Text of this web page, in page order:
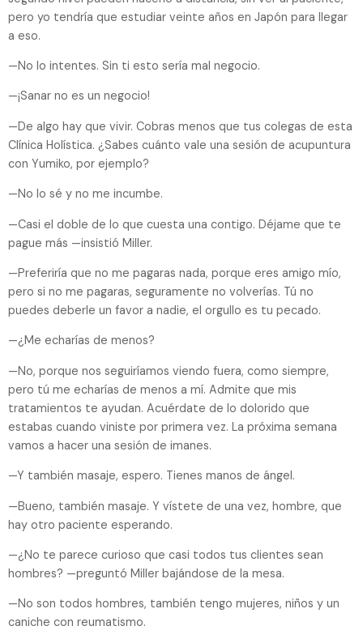
pero yo tendría que estudiar veinte años en Japón para llegar
a eso.
—No lo intentes. Sin ti esto sería mal negocio.
—¡Sanar no es un negocio!
—De algo hay que vivir. Cobras menos que tus colegas de esta
Clínica Holística. ¿Sabes cuánto vale una sesión de acupuntura
con Yumiko, por ejemplo?
—No lo sé y no me incumbe.
—Casi el doble de lo que cuesta una contigo. Déjame que te
pague más —insistió Miller.
—Preferiría que no me pagaras nada, porque eres amigo mío,
pero si no me pagaras, seguramente no volverías. Tú no
puedes deberle un favor a nadie, el orgullo es tu pecado.
—¿Me echarías de menos?
—No, porque nos seguiríamos viendo fuera, como siempre,
pero tú me echarías de menos a mí. Admite que mis
tratamientos te ayudan. Acuérdate de lo dolorido que
estabas cuando viniste por primera vez. La próxima semana
vamos a hacer una sesión de imanes.
—Y también masaje, espero. Tienes manos de ángel.
—Bueno, también masaje. Y vístete de una vez, hombre, que
hay otro paciente esperando.
—¿No te parece curioso que casi todos tus clientes sean
hombres? —preguntó Miller bajándose de la mesa.
—No son todos hombres, también tengo mujeres, niños y un
caniche con reumatismo.